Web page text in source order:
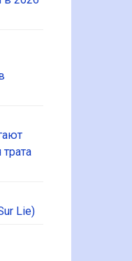
Lie)